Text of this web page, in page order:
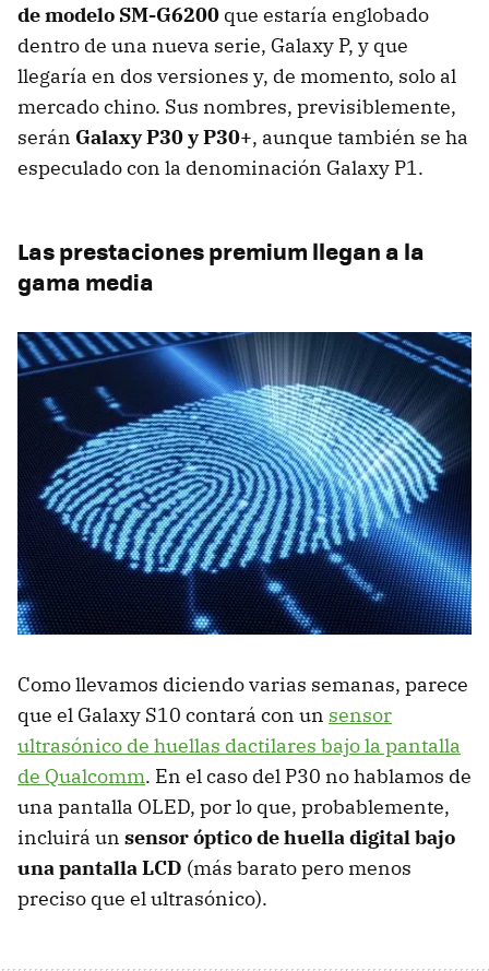
de modelo SM-G6200 que estaría englobado
dentro de una nueva serie, Galaxy P, y que
llegaría en dos versiones y, de momento, solo al
mercado chino. Sus nombres, previsiblemente,
serán Galaxy P30 y P30+, aunque también se ha
especulado con la denominación Galaxy P1.
Las prestaciones premium llegan a la
gama media
Como llevamos diciendo varias semanas, parece
que el Galaxy S10 contará con un sensor
ultrasónico de huellas dactilares bajo la pantalla
de Qualcomm. En el caso del P30 no hablamos de
una pantalla OLED, por lo que, probablemente,
incluirá un sensor óptico de huella digital bajo
una pantalla LCD (más barato pero menos
preciso que el ultrasónico).